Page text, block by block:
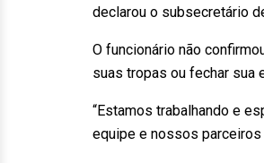
declarou o subsecretário
O funcionário não
suas tropas ou fechar sua
“Estamos trabalhando e
equipe e nossos parceiros